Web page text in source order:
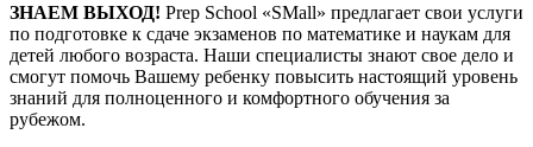
ЗНАЕМ ВЫХОД! Prep School «SMall» предлагает свои услуги
по подготовке к сдаче экзаменов по математике и наукам для
детей любого возраста. Наши специалисты знают свое дело и
смогут помочь Вашему ребенку повысить настоящий уровень
знаний для полноценного и комфортного обучения за
рубежом.